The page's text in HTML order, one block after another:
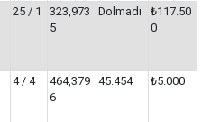
25 / 1
323,973
5
Dolmadı
₺117.50
0
4 / 4
464,379
6
45.454 ₺5.000